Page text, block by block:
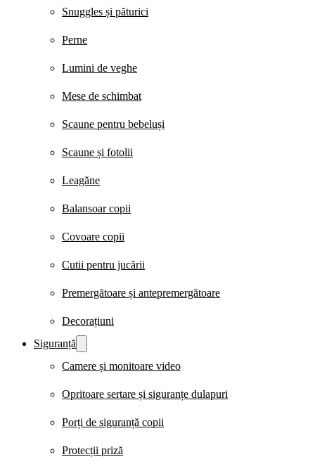
Snuggles și păturici
Perne
Lumini de veghe
Mese de schimbat
Scaune pentru bebeluși
Scaune și fotolii
Leagăne
Balansoar copii
Covoare copii
Cutii pentru jucării
Premergătoare și antepremergătoare
Decorațiuni
Siguranță
Camere și monitoare video
Opritoare sertare și siguranțe dulapuri
Porți de siguranță copii
Protecții priză